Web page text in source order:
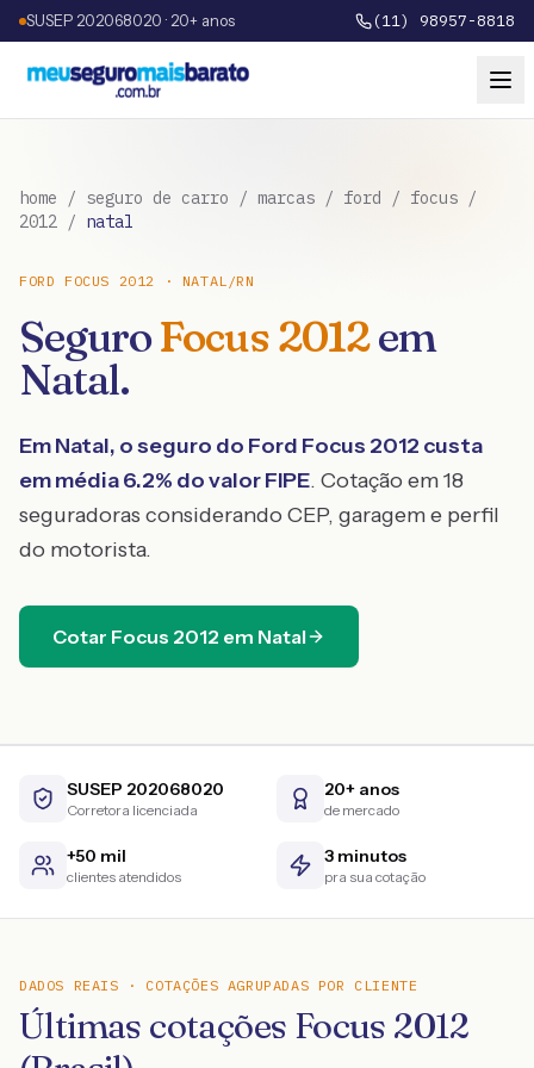
SUSEP 202068020 · 20+ anos (11) 98957-8818
home / seguro de carro / marcas / ford / focus /
2012 / natal
FORD FOCUS 2012 · NATAL /RN
SeguroFocus2012em
Natal.
EmNatal, o seguro do Ford Focus 2012 custa
em média6.2% do valor FIPE. Cotação em 18
seguradoras considerando CEP, garagem e perfil
do motorista.
Cotar Focus 2012 em Natal
SUSEP 202068020
Corretora licenciada
20+ anos
de mercado
+50 mil
clientes atendidos
3 minutos
pra sua cotação
DADOS REAIS · COTAÇÕES AGRUPADAS POR CLIENTE
Últimas cotações Focus 2012